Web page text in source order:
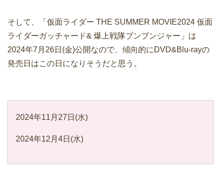
そして、「仮面ライダー THE SUMMER MOVIE2024 仮面
ライダーガッチャード& 爆上戦隊ブンブンジャー」は
2024年7月26日(金)公開なので、傾向的にDVD&Blu-rayの
発売日はこの日になりそうだと思う。
2024年11月27日(水)
2024年12月4日(水)